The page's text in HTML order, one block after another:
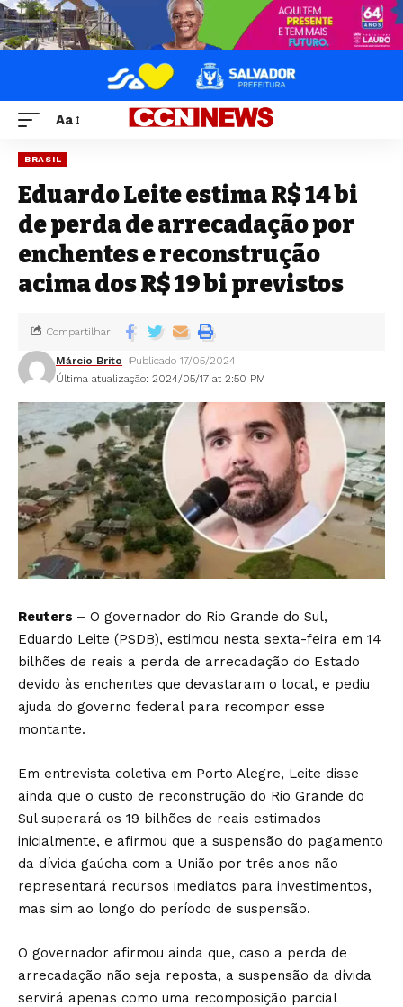
Aa
BRASIL
Eduardo Leite estima R$ 14 bi
de perda de arrecadação por
enchentes e reconstrução
acima dos R$ 19 bi previstos
Última atualização: 2024/05/17 at 2:50 PM
Márcio Brito Publicado 17/05/2024
Compartilhar
Reuters – O governador do Rio Grande do Sul,
Eduardo Leite (PSDB), estimou nesta sexta-feira em 14
bilhões de reais a perda de arrecadação do Estado
devido às enchentes que devastaram o local, e pediu
ajuda do governo federal para recompor esse
montante.
Em entrevista coletiva em Porto Alegre, Leite disse
ainda que o custo de reconstrução do Rio Grande do
Sul superará os 19 bilhões de reais estimados
inicialmente, e afirmou que a suspensão do pagamento
da dívida gaúcha com a União por três anos não
representará recursos imediatos para investimentos,
mas sim ao longo do período de suspensão.
O governador afirmou ainda que, caso a perda de
arrecadação não seja reposta, a suspensão da dívida
servirá apenas como uma recomposição parcial